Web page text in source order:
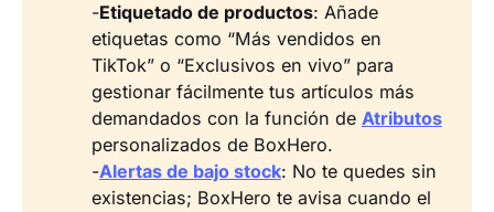
-Etiquetado de productos: Añade
etiquetas como “Más vendidos en
TikTok” o “Exclusivos en vivo” para
gestionar fácilmente tus artículos más
demandados con la función de Atributos
personalizados de BoxHero.
-Alertas de bajo stock: No te quedes sin
existencias; BoxHero te avisa cuando el